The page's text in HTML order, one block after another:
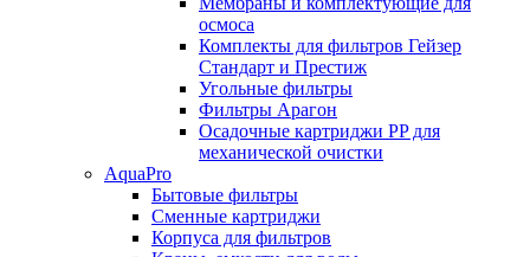
осмоса
Комплекты для фильтров Гейзер
Стандарт и Престиж
Угольные фильтры
Фильтры Арагон
Осадочные картриджи PP для
механической очистки
AquaPro
Бытовые фильтры
Сменные картриджи
Корпуса для фильтров